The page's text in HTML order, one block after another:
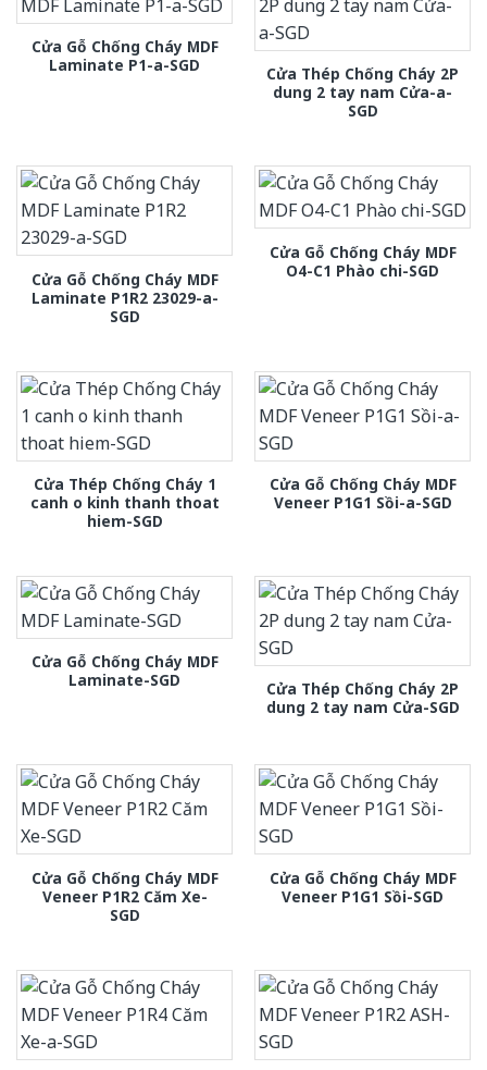
Cửa Gỗ Chống Cháy MDF
Laminate P1-a-SGD
Cửa Thép Chống Cháy 2P
dung 2 tay nam Cửa-a-
SGD
Cửa Gỗ Chống Cháy MDF
Laminate P1R2 23029-a-
SGD
Cửa Gỗ Chống Cháy MDF
O4-C1 Phào chi-SGD
Cửa Thép Chống Cháy 1
canh o kinh thanh thoat
hiem-SGD
Cửa Gỗ Chống Cháy MDF
Veneer P1G1 Sồi-a-SGD
Cửa Gỗ Chống Cháy MDF
Laminate-SGD
Cửa Thép Chống Cháy 2P
dung 2 tay nam Cửa-SGD
Cửa Gỗ Chống Cháy MDF
Veneer P1R2 Căm Xe-
SGD
Cửa Gỗ Chống Cháy MDF
Veneer P1G1 Sồi-SGD